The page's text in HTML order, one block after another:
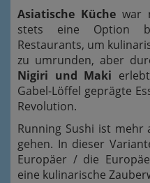
Asiatische Küche war
stets eine Option
Restaurants, um
zu umrunden, aber
Nigiri und Maki
Gabel-Löffel geprägte
Revolution.
Running Sushi ist mehr
gehen. In dieser
Europäer / die
eine kulinarische